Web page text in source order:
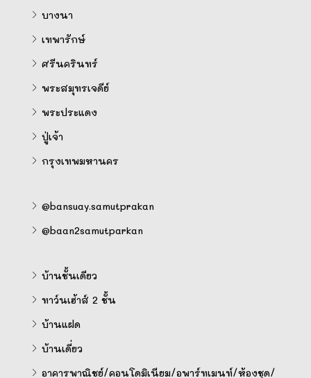
บางนา
เทพารักษ์
ศรีนครินทร์
พระสมุทรเจดีย์
พระประแดง
ปู่เจ้า
กรุงเทพมหานคร
@bansuay.samutprakan
@baan2samutparkan
บ้านชั้นเดียว
ทาว์นเฮ้าส์ 2 ชั้น
บ้านแฝด
บ้านเดี่ยว
อาคารพาณิชย์/คอนโดมิเนียม/อพาร์ทเมนท์/ห้องชุด/